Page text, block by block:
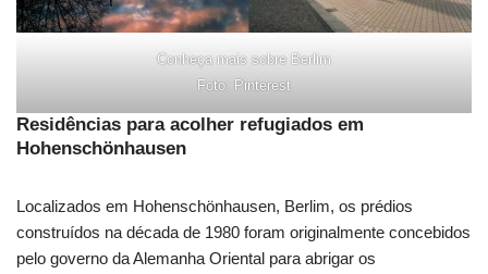
Conheça mais sobre Berlim
Foto: Pinterest
Residências para acolher refugiados em
Hohenschönhausen
Localizados em Hohenschönhausen, Berlim, os prédios
construídos na década de 1980 foram originalmente concebidos
pelo governo da Alemanha Oriental para abrigar os